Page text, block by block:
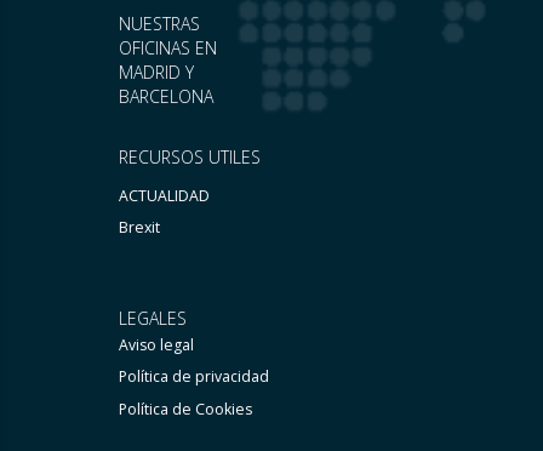
RECURSOS UTILES
ACTUALIDAD
Brexit
NUESTRAS
OFICINAS EN
MADRID Y
BARCELONA
LEGALES
Aviso legal
Política de privacidad
Política de Cookies